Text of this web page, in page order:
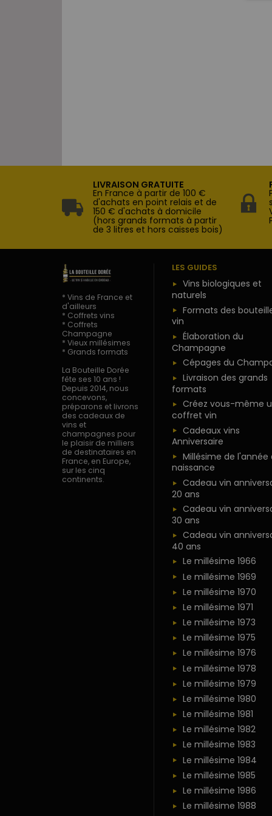
LIVRAISON GRATUITE
En France à partir de 100 €
d'achats en point relais et de
150 € d'achats à domicile
(hors grands formats à partir
de 3 litres et hors caisses bois)
* Vins de France et
d'ailleurs
* Coffrets vins
* Coffrets
Champagne
* Vieux millésimes
* Grands formats
La Bouteille Dorée
fête ses 10 ans !
Depuis 2014, nous
concevons,
préparons et livrons
des cadeaux de
vins et
champagnes pour
le plaisir de milliers
de destinataires en
France, en Europe,
sur les cinq
continents.
LES GUIDES
Vins biologiques et
naturels
Formats des
vin
Élaboration du
Champagne
Cépages du
Livraison des grands
formats
Créez vous-même
coffret vin
Cadeaux vins
Anniversaire
Millésime de l'année
naissance
Cadeau vin
20 ans
Cadeau vin
30 ans
Cadeau vin
40 ans
Le millésime 1966
Le millésime 1969
Le millésime 1970
Le millésime 1971
Le millésime 1973
Le millésime 1975
Le millésime 1976
Le millésime 1978
Le millésime 1979
Le millésime 1980
Le millésime 1981
Le millésime 1982
Le millésime 1983
Le millésime 1984
Le millésime 1985
Le millésime 1986
Le millésime 1988